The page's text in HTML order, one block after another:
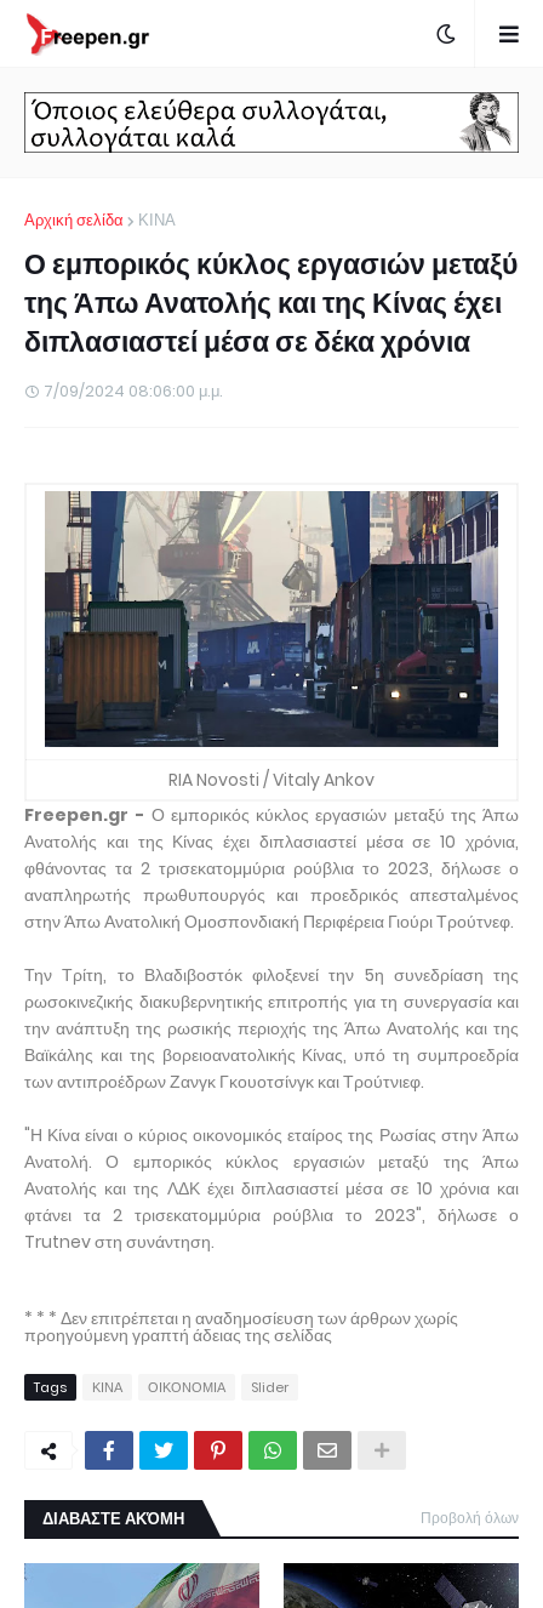
Αρχική σελίδα ΚΙΝΑ
Ο εμπορικός κύκλος εργασιών μεταξύ
της Άπω Ανατολής και της Κίνας έχει
διπλασιαστεί μέσα σε δέκα χρόνια
7/09/2024 08:06:00 μ.μ.
RIA Novosti / Vitaly Ankov
Freepen.gr - Ο εμπορικός κύκλος εργασιών μεταξύ της Άπω
Ανατολής και της Κίνας έχει διπλασιαστεί μέσα σε 10 χρόνια,
φθάνοντας τα 2 τρισεκατομμύρια ρούβλια το 2023, δήλωσε ο
αναπληρωτής πρωθυπουργός και προεδρικός απεσταλμένος
στην Άπω Ανατολική Ομοσπονδιακή Περιφέρεια Γιούρι Τρούτνεφ.
Την Τρίτη, το Βλαδιβοστόκ φιλοξενεί την 5η συνεδρίαση της
ρωσοκινεζικής διακυβερνητικής επιτροπής για τη συνεργασία και
την ανάπτυξη της ρωσικής περιοχής της Άπω Ανατολής και της
Βαϊκάλης και της βορειοανατολικής Κίνας, υπό τη συμπροεδρία
των αντιπροέδρων Ζανγκ Γκουοτσίνγκ και Τρούτνιεφ.
"Η Κίνα είναι ο κύριος οικονομικός εταίρος της Ρωσίας στην Άπω
Ανατολή. Ο εμπορικός κύκλος εργασιών μεταξύ της Άπω
Ανατολής και της ΛΔΚ έχει διπλασιαστεί μέσα σε 10 χρόνια και
φτάνει τα 2 τρισεκατομμύρια ρούβλια το 2023", δήλωσε ο
Trutnev στη συνάντηση.
* * * Δεν επιτρέπεται η αναδημοσίευση των άρθρων χωρίς
προηγούμενη γραπτή άδειας της σελίδας
Tags ΚΙΝΑ ΟΙΚΟΝΟΜΙΑ Slider
ΔΙΑΒΑΣΤΕ ΑΚΌΜΗ Προβολή όλων